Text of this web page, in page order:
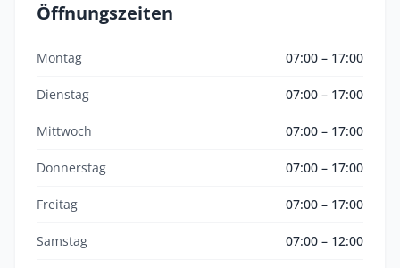
Öffnungszeiten
Montag 07:00 – 17:00
Dienstag 07:00 – 17:00
Mittwoch 07:00 – 17:00
Donnerstag 07:00 – 17:00
Freitag 07:00 – 17:00
Samstag 07:00 – 12:00